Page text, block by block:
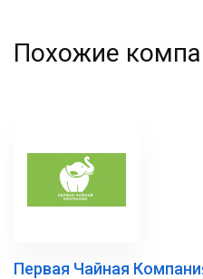
Похожие
Первая Чайная